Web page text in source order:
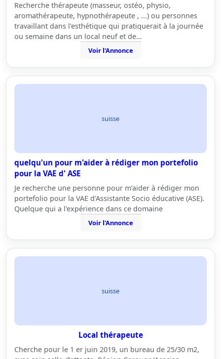
Recherche thérapeute (masseur, ostéo, physio,
aromathérapeute, hypnothérapeute , ...) ou personnes
travaillant dans l'esthétique qui pratiquerait à la journée
ou semaine dans un local neuf et de…
Voir l'Annonce
suisse
quelqu'un pour m'aider à rédiger mon portefolio
pour la VAE d' ASE
Je recherche une personne pour m’aider à rédiger mon
portefolio pour la VAE d'Assistante Socio éducative (ASE).
Quelque qui a l'expérience dans ce domaine
Voir l'Annonce
suisse
Local thérapeute
Cherche pour le 1 er juin 2019, un bureau de 25/30 m2,